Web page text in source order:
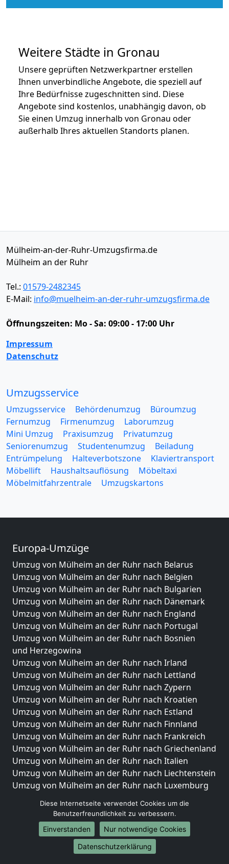
Weitere Städte in Gronau
Unsere geprüften Netzwerkpartner erstellen
Ihnen unverbindliche Angebote, die speziell auf
Ihre Bedürfnisse zugeschnitten sind. Diese
Angebote sind kostenlos, unabhängig davon, ob
Sie einen Umzug innerhalb von Gronau oder
außerhalb Ihres aktuellen Standorts planen.
Mülheim-an-der-Ruhr-Umzugsfirma.de
Mülheim an der Ruhr
Tel.: 01579-2482345
E-Mail: info@muelheim-an-der-ruhr-umzugsfirma.de
Öffnungszeiten: Mo - Sa: 09:00 - 17:00 Uhr
Impressum
Datenschutz
Umzugsservice
Umzugsservice Behördenumzug
Büroumzug
Fernumzug
Firmenumzug
Laborumzug
Mini Umzug
Praxisumzug
Privatumzug
Seniorenumzug
Studentenumzug
Beiladung
Entrümpelung
Halteverbotszone
Klaviertransport
Möbellift
Haushaltsauflösung
Möbeltaxi
Möbelmitfahrzentrale
Umzugskartons
Europa-Umzüge
Umzug von Mülheim an der Ruhr nach Belarus
Umzug von Mülheim an der Ruhr nach Belgien
Umzug von Mülheim an der Ruhr nach Bulgarien
Umzug von Mülheim an der Ruhr nach Dänemark
Umzug von Mülheim an der Ruhr nach England
Umzug von Mülheim an der Ruhr nach Portugal
Umzug von Mülheim an der Ruhr nach Bosnien
und Herzegowina
Umzug von Mülheim an der Ruhr nach Irland
Umzug von Mülheim an der Ruhr nach Lettland
Umzug von Mülheim an der Ruhr nach Zypern
Umzug von Mülheim an der Ruhr nach Kroatien
Umzug von Mülheim an der Ruhr nach Estland
Umzug von Mülheim an der Ruhr nach Finnland
Umzug von Mülheim an der Ruhr nach Frankreich
Umzug von Mülheim an der Ruhr nach Griechenland
Umzug von Mülheim an der Ruhr nach Italien
Umzug von Mülheim an der Ruhr nach Liechtenstein
Umzug von Mülheim an der Ruhr nach Luxemburg
Umzug von Mülheim an der Ruhr nach Norwegen
Umzüge-Deutschlandweit
Umzug von Mülheim an der Ruhr nach Berlin
Diese Internetseite verwendet Cookies um die
Benutzerfreundlichkeit zu verbessern.
Einverstanden
Nur notwendige Cookies
Datenschutzerklärung